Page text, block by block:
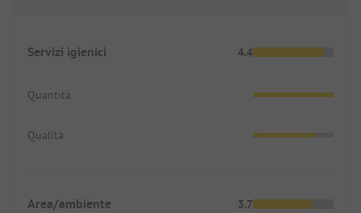
Servizi igienici 4.4
Quantità
Qualità
Area/ambiente 3.7